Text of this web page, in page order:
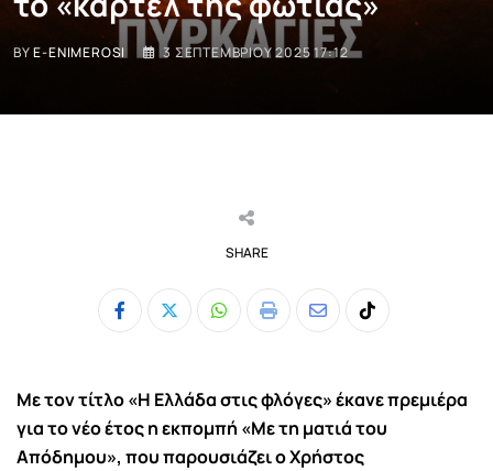
BYE-ENIMEROSI 3 ΣΕΠΤΕΜΒΡΊΟΥ 2025 17:12
SHARE
Whatsapp
Print
ShareTiktok
Με τον τίτλο «Η Ελλάδα στις φλόγες» έκανε πρεμιέρα
για το νέο έτος η εκπομπή «Με τη ματιά του
Απόδημου», που παρουσιάζει ο Χρήστος